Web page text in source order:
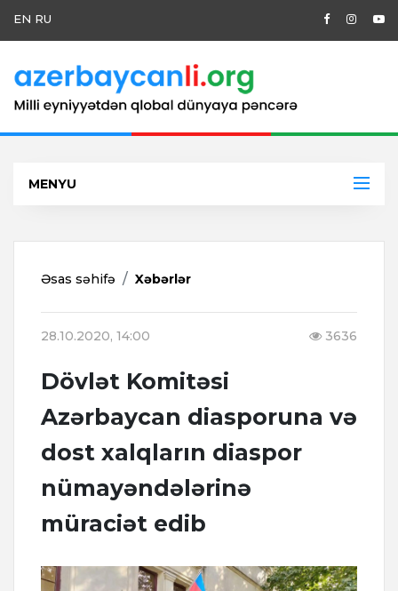
EN RU
MENYU
Əsas səhifə Xəbərlər
28.10.2020, 14:00 3636
Dövlət Komitəsi
Azərbaycan diasporuna və
dost xalqların diaspor
nümayəndələrinə
müraciət edib